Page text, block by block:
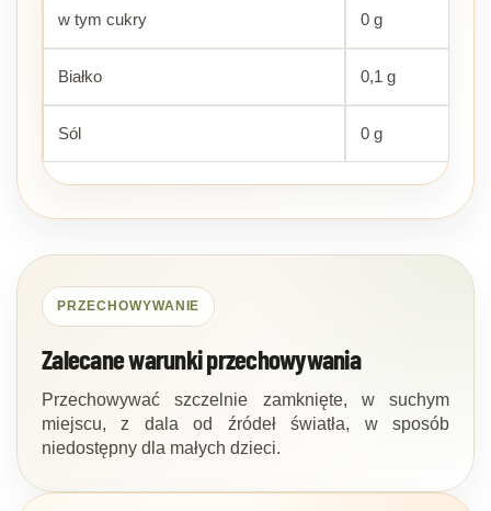
w tym cukry 0 g
Białko 0,1 g
Sól 0 g
PRZECHOWYWANIE
Zalecane warunki przechowywania
Przechowywać szczelnie zamknięte, w suchym
miejscu, z dala od źródeł światła, w sposób
niedostępny dla małych dzieci.